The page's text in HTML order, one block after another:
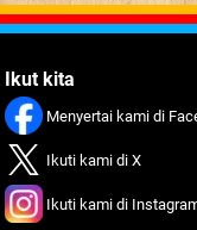
Ikut kita
Menyertai kami di
Ikuti kami di X
Ikuti kami di